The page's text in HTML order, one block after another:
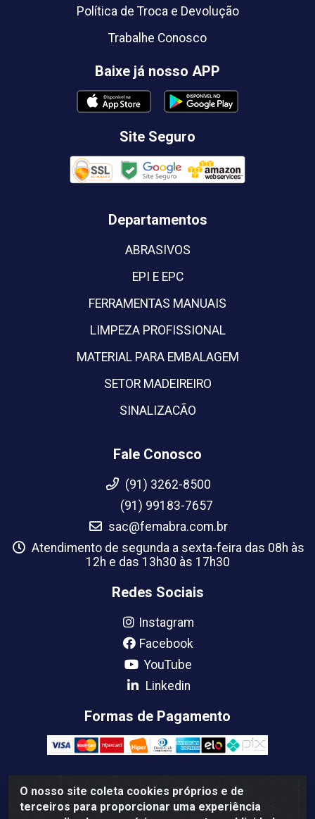
O nosso site coleta cookies próprios e de
terceiros para proporcionar uma experiência
Política de Troca e Devolução
Trabalhe Conosco
Baixe já nosso APP
Site Seguro
Departamentos
ABRASIVOS
EPI E EPC
FERRAMENTAS MANUAIS
LIMPEZA PROFISSIONAL
MATERIAL PARA EMBALAGEM
SETOR MADEIREIRO
SINALIZACÃO
Fale Conosco
(91) 3262-8500
(91) 99183-7657
sac@femabra.com.br
Atendimento de segunda a sexta-feira das 08h às
12h e das 13h30 às 17h30
Redes Sociais
Instagram
Facebook
YouTube
Linkedin
Formas de Pagamento
Femabra Comercio de Ferramentas e Maquinas LTDA -
07.772.337/0001-66 - BR 316 Km 08 Rua Joao Canuto, 195 -